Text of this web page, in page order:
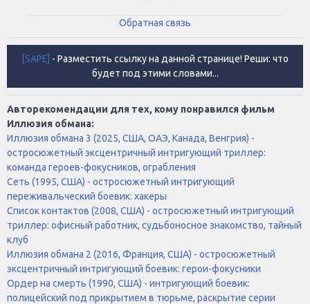
Обратная связь
[SAPE] - Разместить ссылку на данной странице! Реши: что
будет под этими словами...
Авторекомендации для тех, кому понравился фильм
Иллюзия обмана:
Иллюзия обмана 3 (2025, США, ОАЭ, Канада, Венгрия) -
остросюжетный эксцентричный интригующий триллер:
команда героев-фокусников, ограбления
Сеть (1995, США) - остросюжетный интригующий
переживальческий боевик: хакеры
Список контактов (2008, США) - остросюжетный интригующий
триллер: офисный работник, судьбоносное знакомство, тайный
клуб
Иллюзия обмана 2 (2016, Франция, США) - остросюжетный
эксцентричный интригующий боевик: герои-фокусники
Ордер на смерть (1990, США) - интригующий боевик:
полицейский под прикрытием в тюрьме, раскрытие серии